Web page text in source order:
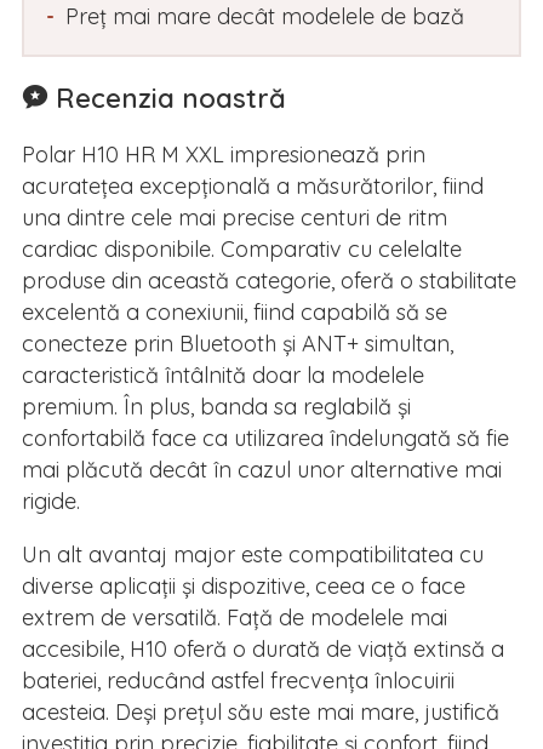
Preț mai mare decât modelele de bază
Recenzia noastră
Polar H10 HR M XXL impresionează prin
acuratețea excepțională a măsurătorilor, fiind
una dintre cele mai precise centuri de ritm
cardiac disponibile. Comparativ cu celelalte
produse din această categorie, oferă o stabilitate
excelentă a conexiunii, fiind capabilă să se
conecteze prin Bluetooth și ANT+ simultan,
caracteristică întâlnită doar la modelele
premium. În plus, banda sa reglabilă și
confortabilă face ca utilizarea îndelungată să fie
mai plăcută decât în cazul unor alternative mai
rigide.
Un alt avantaj major este compatibilitatea cu
diverse aplicații și dispozitive, ceea ce o face
extrem de versatilă. Față de modelele mai
accesibile, H10 oferă o durată de viață extinsă a
bateriei, reducând astfel frecvența înlocuirii
acesteia. Deși prețul său este mai mare, justifică
investiția prin precizie, fiabilitate și confort, fiind